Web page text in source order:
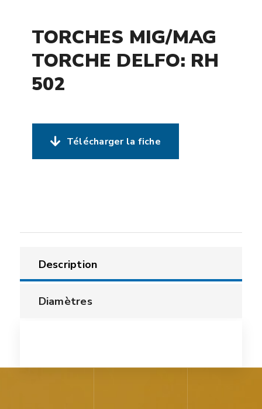
TORCHES MIG/MAG
TORCHE DELFO: RH
502
Télécharger la fiche
Description
Diamètres